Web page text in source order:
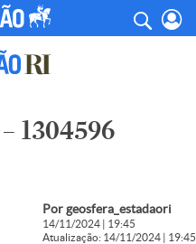
1304596
Por geosfera_estadaori
14/11/2024 | 19:45
Atualização: 14/11/2024 | 19:45